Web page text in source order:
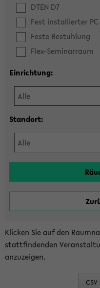
DTEN D7
Fest installierter PC
Feste Bestuhlung
Flex-Seminarraum
Einrichtung:
Standort:
Klicken Sie auf den
stattfindenden
anzuzeigen.
CSV